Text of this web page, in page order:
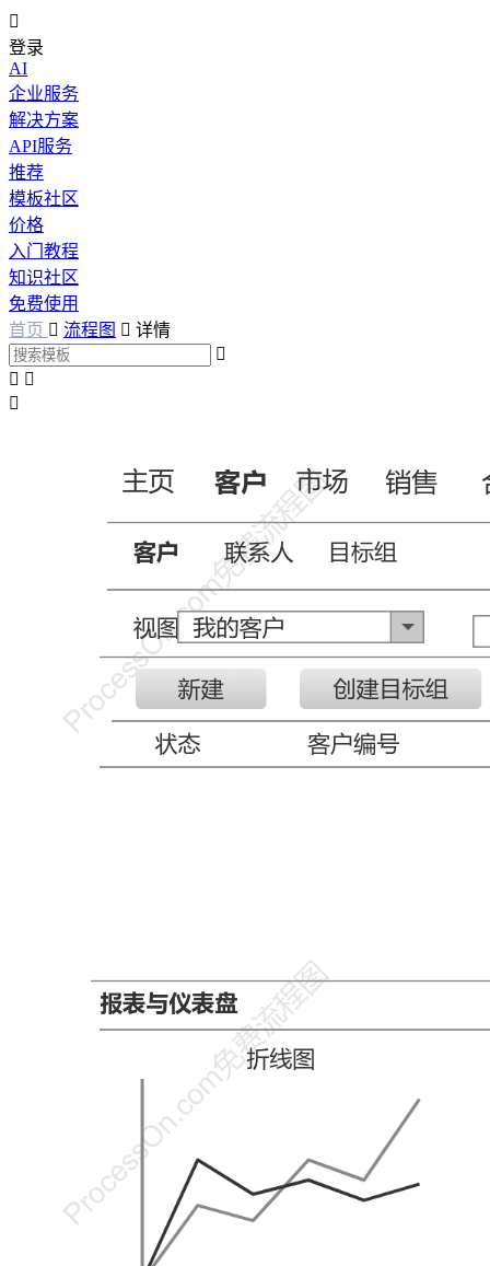

登录
AI
企业服务
解决方案
API服务
推荐
模板社区
价格
入门教程
知识社区
免费使用
首页  流程图  详情

 
